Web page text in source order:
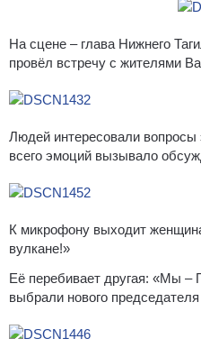
На сцене – глава Нижнего
провёл встречу с жителями
Людей интересовали вопросы
всего эмоций вызывало
К микрофону выходит
вулкане!»
Её перебивает другая: «Мы –
выбрали нового